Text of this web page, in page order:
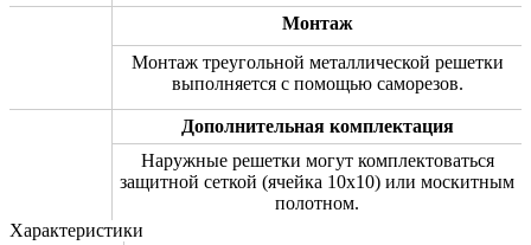
Монтаж
Монтаж треугольной металлической решетки
выполняется с помощью саморезов.
Дополнительная комплектация
Наружные решетки могут комплектоваться
защитной сеткой (ячейка 10х10) или москитным
полотном.
Характеристики